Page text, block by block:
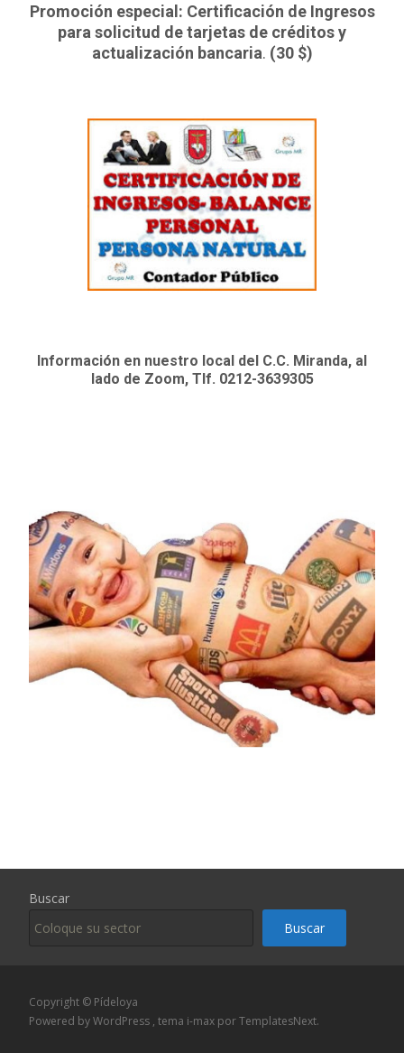
Promoción especial: Certificación de Ingresos
para solicitud de tarjetas de créditos y
actualización bancaria. (30 $)
Información en nuestro local del C.C. Miranda, al
lado de Zoom, Tlf. 0212-3639305
Buscar
Buscar
Copyright © Pídeloya
Powered by WordPress , tema i-max por TemplatesNext.